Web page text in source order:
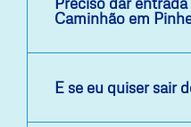
Caminhão em
E se eu quiser sair